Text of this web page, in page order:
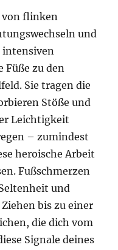
von flinken
und
intensiven
Füße zu den
Sie tragen die
Stöße und
Leichtigkeit
– zumindest
heroische Arbeit
Fußschmerzen
und
bis zu einer
die dich vom
Signale deines